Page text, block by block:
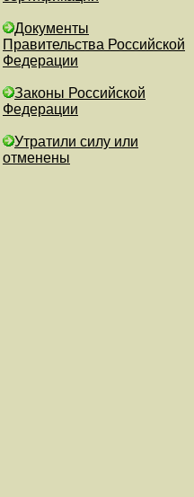
Документы
Правительства Российской
Федерации
Законы Российской
Федерации
Утратили силу или
отменены